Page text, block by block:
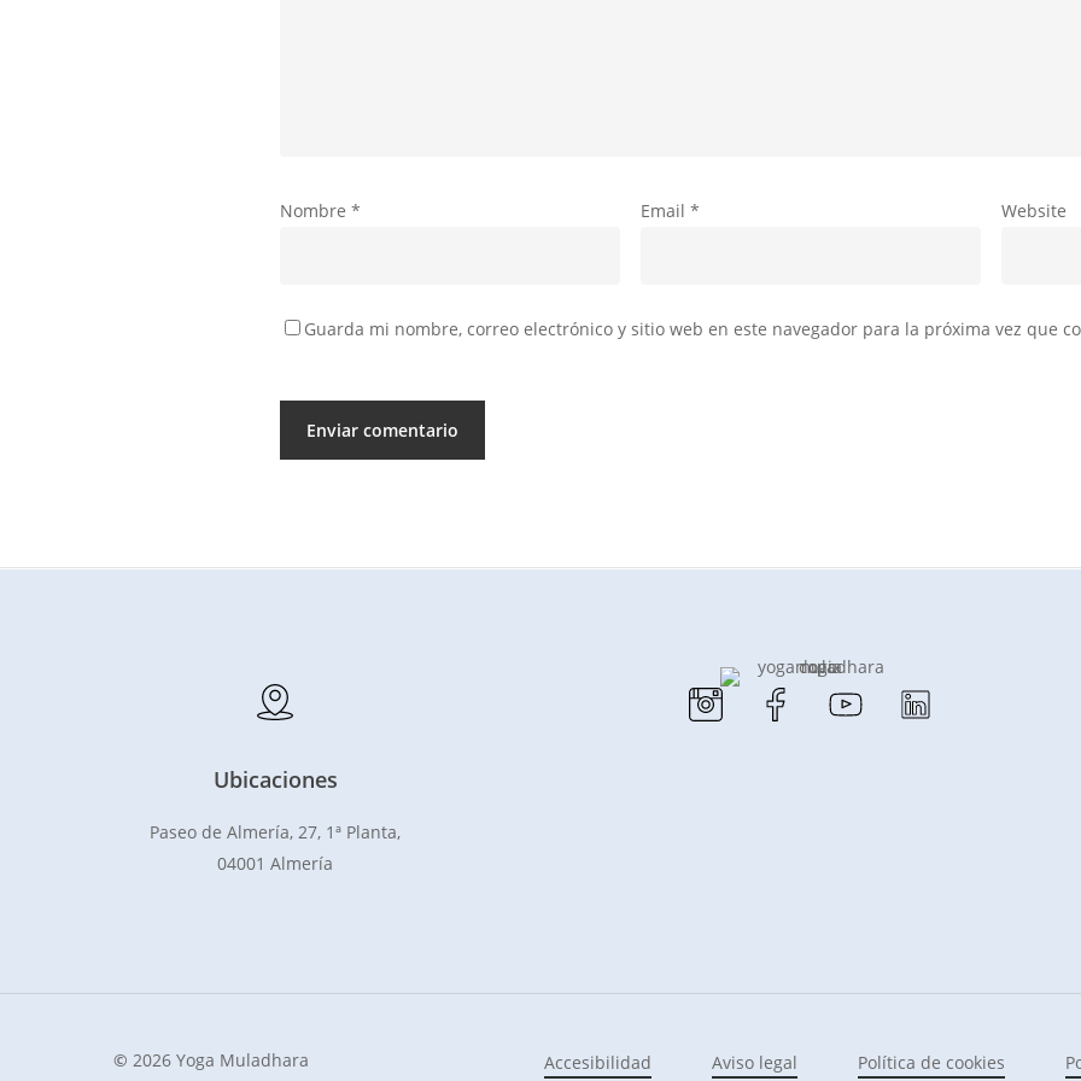
Nombre * Email* Website
Guarda mi nombre, correo electrónico y sitio web en este navegador para la próxima vez que
Ubicaciones
Paseo de Almería, 27, 1ª Planta,
04001 Almería
©2026 Yoga Muladhara Accesibilidad Aviso legal Política de cookies